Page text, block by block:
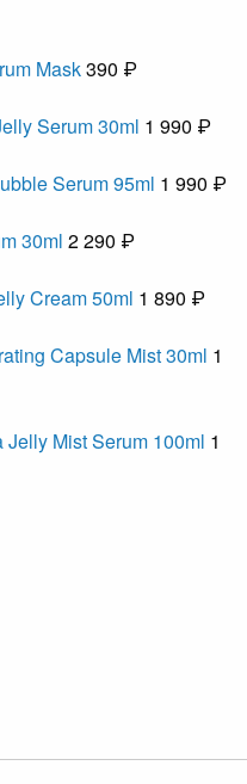
Mask390 ₽
Serum 30ml 1 990 ₽
Serum 95ml 1 990 ₽
30ml 2 290 ₽
Cream 50ml 1 890 ₽
Capsule Mist 30ml 1
Mist Serum 100ml 1